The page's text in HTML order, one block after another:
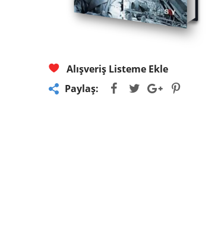
Alışveriş Listeme Ekle
Paylaş: